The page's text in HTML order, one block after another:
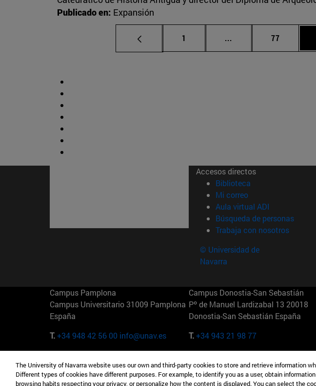
Publicado en: Expansión
Página
1 ... Páginas intermedias
Página
77
Accesos directos
Biblioteca (abre en nueva
Mi correo(abre en nueva
Aula virtual ADI (abre en
Búsqueda de personas(abre
Trabaja con nosotros(abre
© Universidad de
Navarra
Campus Pamplona
Campus Universitario 31009 Pamplona
España
T.+34 948 42 56 00 info@unav.es
Campus Donostia-San Sebastián
Pº de Manuel Lardizabal 13 20018
Donostia-San Sebastián España
T.+34 943 21 98 77
Camino del Cerro Águila 3 28023
Madrid España
165 W 57th St 10019-2201 Nueva
EE.UU
The University of Navarra website uses our own and third-party cookies to store and retrieve information
Different types of cookies have different purposes. For example, to identify you as a user, obtain
browsing habits respecting your privacy, or personalize how the content is displayed. You can select the